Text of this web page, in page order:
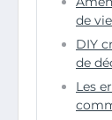
de
DIY
de
Les